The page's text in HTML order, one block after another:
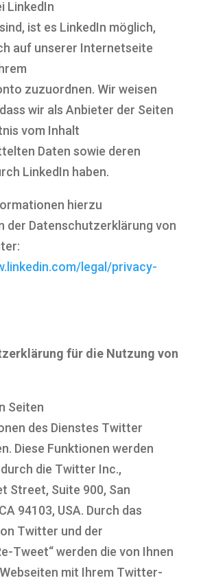
LinkedIn
ist es LinkedIn möglich,
auf unserer Internetseite
zuzuordnen. Wir weisen
wir als Anbieter der Seiten
vom Inhalt
Daten sowie deren
LinkedIn haben.
hierzu
der Datenschutzerklärung von
legal/privacy-
für die Nutzung von
Seiten
des Dienstes Twitter
Diese Funktionen werden
die Twitter Inc.,
Street, Suite 900, San
94103, USA. Durch das
Twitter und der
Tweet“ werden die von Ihnen
mit Ihrem Twitter-